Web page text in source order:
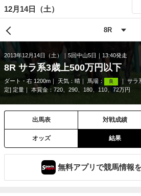
12月14日（土）
2013年12月14日（土） 5回中山5日 13:40発走
8R サラ系3歳上500万円以下
ダート・右 1200m 天気： 晴 馬場： 良 サラ
定] 定量
本賞金：720、290、180、110、72万円
出馬表 対戦成績
オッズ 結果
無料アプリで競馬情報